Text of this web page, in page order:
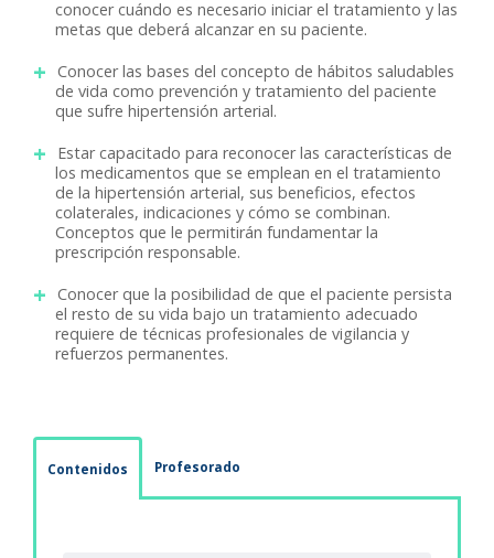
conocer cuándo es necesario iniciar el tratamiento y las
metas que deberá alcanzar en su paciente.
Conocer las bases del concepto de hábitos saludables
de vida como prevención y tratamiento del paciente
que sufre hipertensión arterial.
Estar capacitado para reconocer las características de
los medicamentos que se emplean en el tratamiento
de la hipertensión arterial, sus beneficios, efectos
colaterales, indicaciones y cómo se combinan.
Conceptos que le permitirán fundamentar la
prescripción responsable.
Conocer que la posibilidad de que el paciente persista
el resto de su vida bajo un tratamiento adecuado
requiere de técnicas profesionales de vigilancia y
refuerzos permanentes.
Contenidos Profesorado